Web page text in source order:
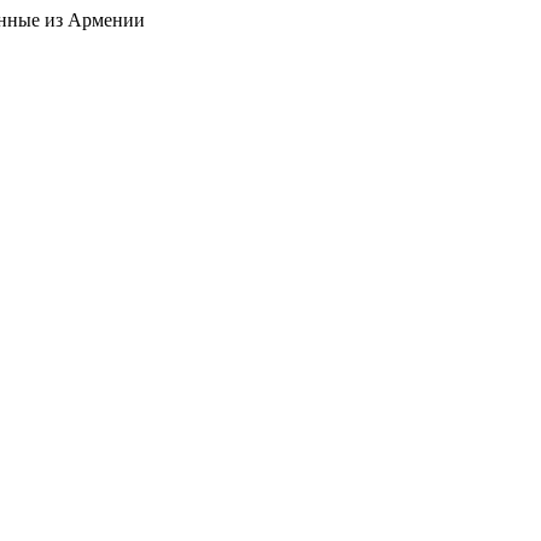
из Армении